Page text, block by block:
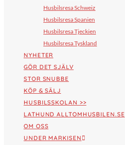
Husbilsresa Schweiz
Husbilsresa Spanien
Husbilsresa Tjeckien
Husbilsresa Tyskland
NYHETER
GÖR DET SJÄLV
STOR SNUBBE
KÖP & SÄLJ
HUSBILSSKOLAN >>
LATHUND ALLTOMHUSBILEN.SE
OM OSS
UNDER MARKISEN